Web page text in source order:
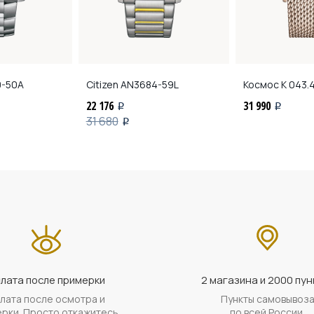
50A Citizen AN3684-59L
22 176 i
31 680 i
КосмосK
31 990 i
после примерки
после осмотра и
2 магазина и 2000
Пункты самовывоза